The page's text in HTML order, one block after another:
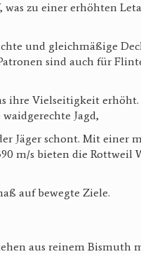
zu einer erhöhten
und gleichmäßige
sind auch für
ihre Vielseitigkeit
Jagd,
Jäger schont. Mit einer
m/s bieten die Rottweil
auf bewegte Ziele.
aus reinem Bismuth